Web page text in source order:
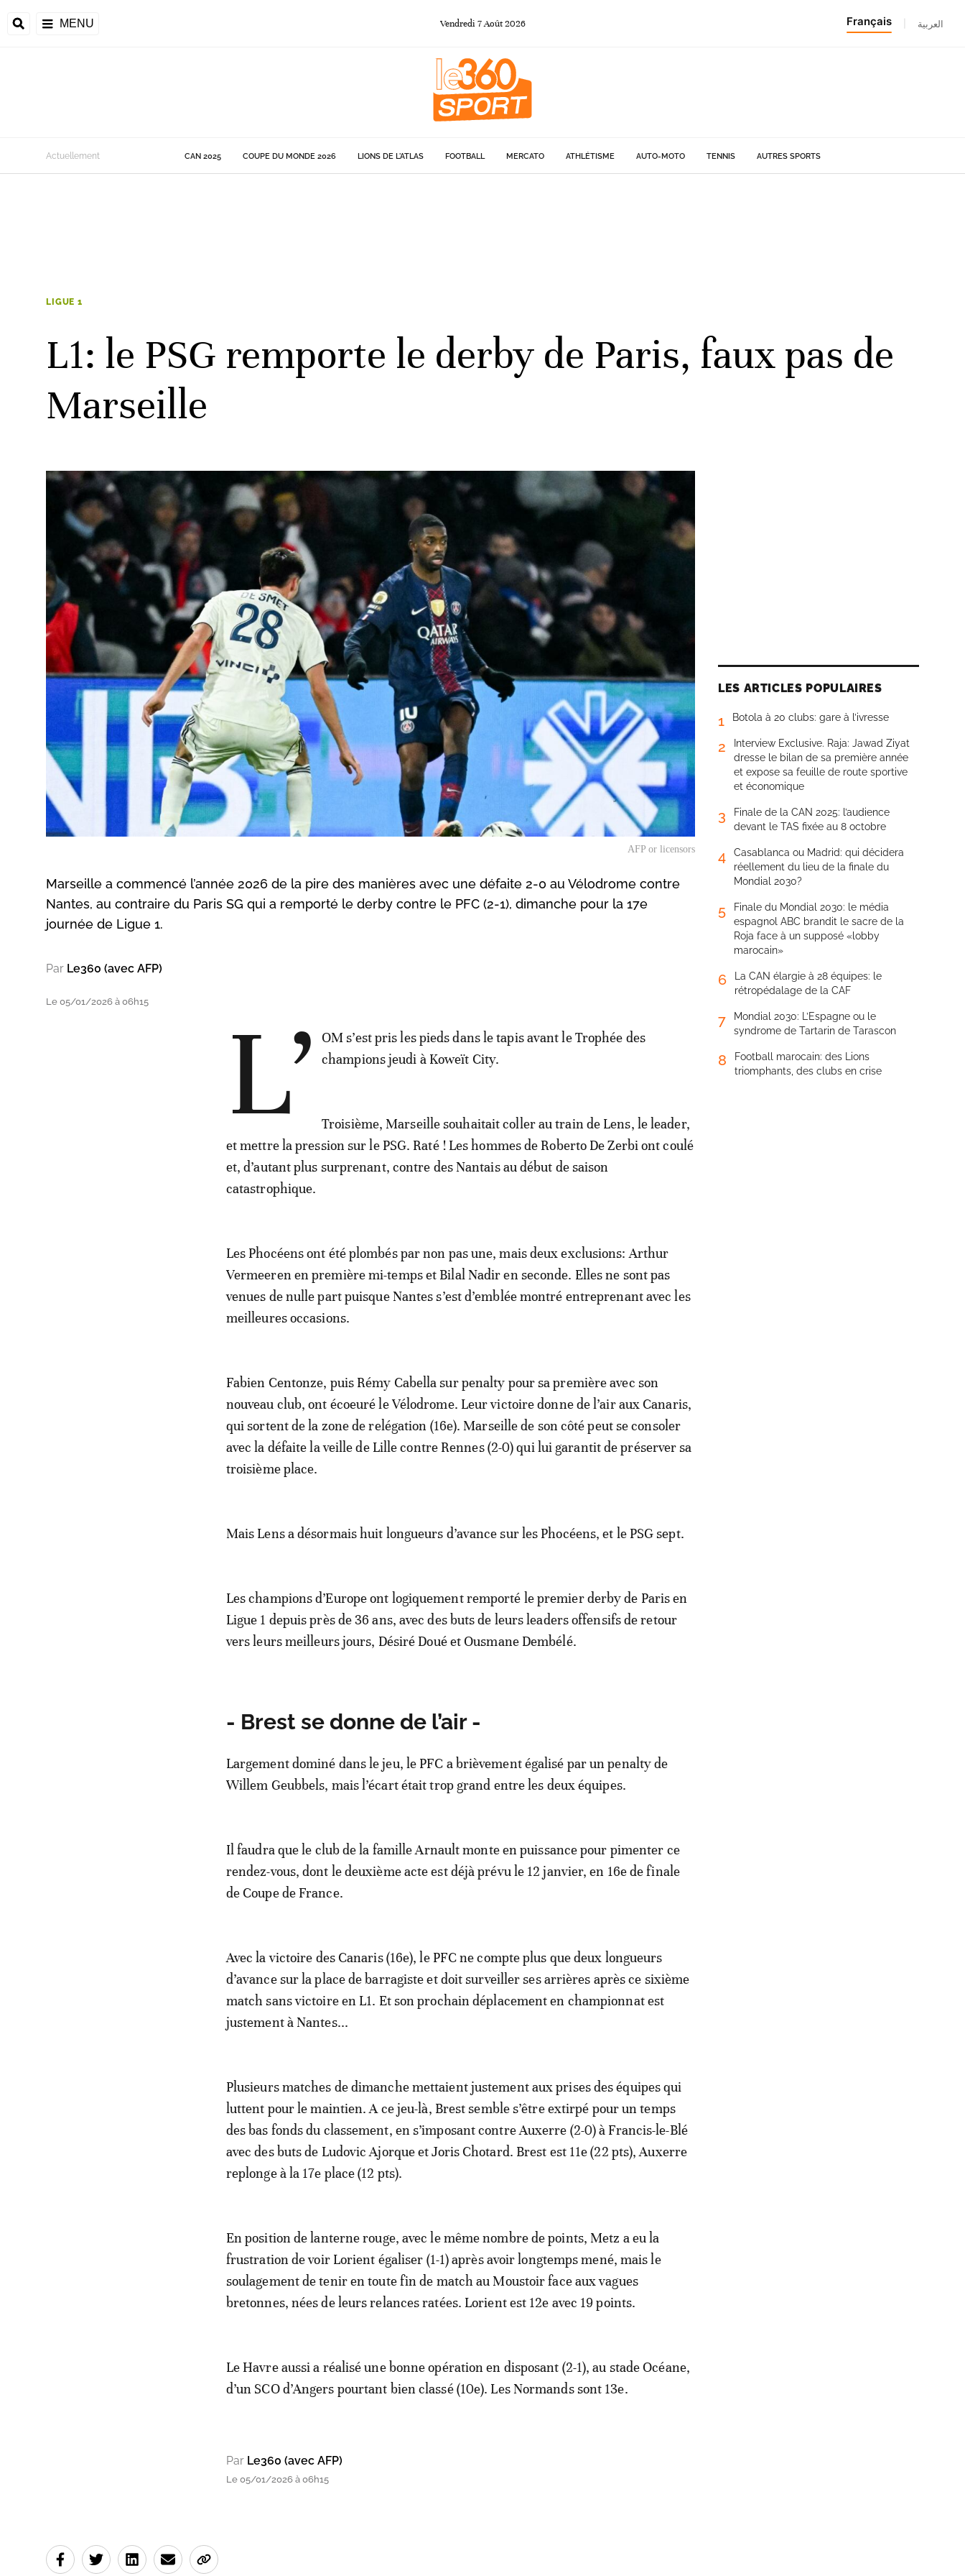
MENU Vendredi 7Août 2026 Français العربية
de la CAF
Actuellement CAN 2025 COUPE DU MONDE 2026 LIONS DE L'ATLAS FOOTBALL MERCATO ATHLÉTISME AUTO-MOTO TENNIS AUTRES SPORTS
LIGUE 1
L1: le PSG remporte le derby de Paris, faux pas de
Marseille
AFP or licensors
Marseille a commencé l’année 2026 de la pire des manières avec une défaite 2-0 au Vélodrome contre
Nantes, au contraire du Paris SG qui a remporté le derby contre le PFC (2-1), dimanche pour la 17e
journée de Ligue 1.
Par Le360 (avec AFP)
Le 05/01/2026 à 06h15 L’
OM s’est pris les pieds dans le tapis avant le Trophée des
champions jeudi à Koweït City.
Troisième, Marseille souhaitait coller au train de Lens, le leader,
et mettre la pression sur le PSG. Raté ! Les hommes de Roberto De Zerbi ont coulé
et, d’autant plus surprenant, contre des Nantais au début de saison
catastrophique.
Les Phocéens ont été plombés par non pas une, mais deux exclusions: Arthur
Vermeeren en première mi-temps et Bilal Nadir en seconde. Elles ne sont pas
venues de nulle part puisque Nantes s’est d’emblée montré entreprenant avec les
meilleures occasions.
Fabien Centonze, puis Rémy Cabella sur penalty pour sa première avec son
nouveau club, ont écoeuré le Vélodrome. Leur victoire donne de l’air aux Canaris,
qui sortent de la zone de relégation (16e). Marseille de son côté peut se consoler
avec la défaite la veille de Lille contre Rennes (2-0) qui lui garantit de préserver sa
troisième place.
Mais Lens a désormais huit longueurs d’avance sur les Phocéens, et le PSG sept.
Les champions d’Europe ont logiquement remporté le premier derby de Paris en
Ligue 1 depuis près de 36 ans, avec des buts de leurs leaders offensifs de retour
vers leurs meilleurs jours, Désiré Doué et Ousmane Dembélé.
- Brest se donne de l’air -
Largement dominé dans le jeu, le PFC a brièvement égalisé par un penalty de
Willem Geubbels, mais l’écart était trop grand entre les deux équipes.
Il faudra que le club de la famille Arnault monte en puissance pour pimenter ce
rendez-vous, dont le deuxième acte est déjà prévu le 12 janvier, en 16e de finale
de Coupe de France.
Avec la victoire des Canaris (16e), le PFC ne compte plus que deux longueurs
d’avance sur la place de barragiste et doit surveiller ses arrières après ce sixième
match sans victoire en L1. Et son prochain déplacement en championnat est
justement à Nantes...
Plusieurs matches de dimanche mettaient justement aux prises des équipes qui
luttent pour le maintien. A ce jeu-là, Brest semble s’être extirpé pour un temps
des bas fonds du classement, en s’imposant contre Auxerre (2-0) à Francis-le-Blé
avec des buts de Ludovic Ajorque et Joris Chotard. Brest est 11e (22 pts), Auxerre
replonge à la 17e place (12 pts).
En position de lanterne rouge, avec le même nombre de points, Metz a eu la
frustration de voir Lorient égaliser (1-1) après avoir longtemps mené, mais le
soulagement de tenir en toute fin de match au Moustoir face aux vagues
bretonnes, nées de leurs relances ratées. Lorient est 12e avec 19 points.
Le Havre aussi a réalisé une bonne opération en disposant (2-1), au stade Océane,
d’un SCO d’Angers pourtant bien classé (10e). Les Normands sont 13e.
Par Le360 (avec AFP)
Le 05/01/2026 à 06h15
LES ARTICLES POPULAIRES
1 Botola à 20 clubs: gare à l’ivresse
2
Interview Exclusive. Raja: Jawad Ziyat
dresse le bilan de sa première année
et expose sa feuille de route sportive
et économique
3
Finale de la CAN 2025: l’audience
devant le TAS fixée au 8 octobre
4
Casablanca ou Madrid: qui décidera
réellement du lieu de la finale du
Mondial 2030?
5
Finale du Mondial 2030: le média
espagnol ABC brandit le sacre de la
Roja face à un supposé «lobby
marocain»
6
La CAN élargie à 28 équipes: le
rétropédalage de la CAF
7
Mondial 2030: L’Espagne ou le
syndrome de Tartarin de Tarascon
8
Football marocain: des Lions
triomphants, des clubs en crise